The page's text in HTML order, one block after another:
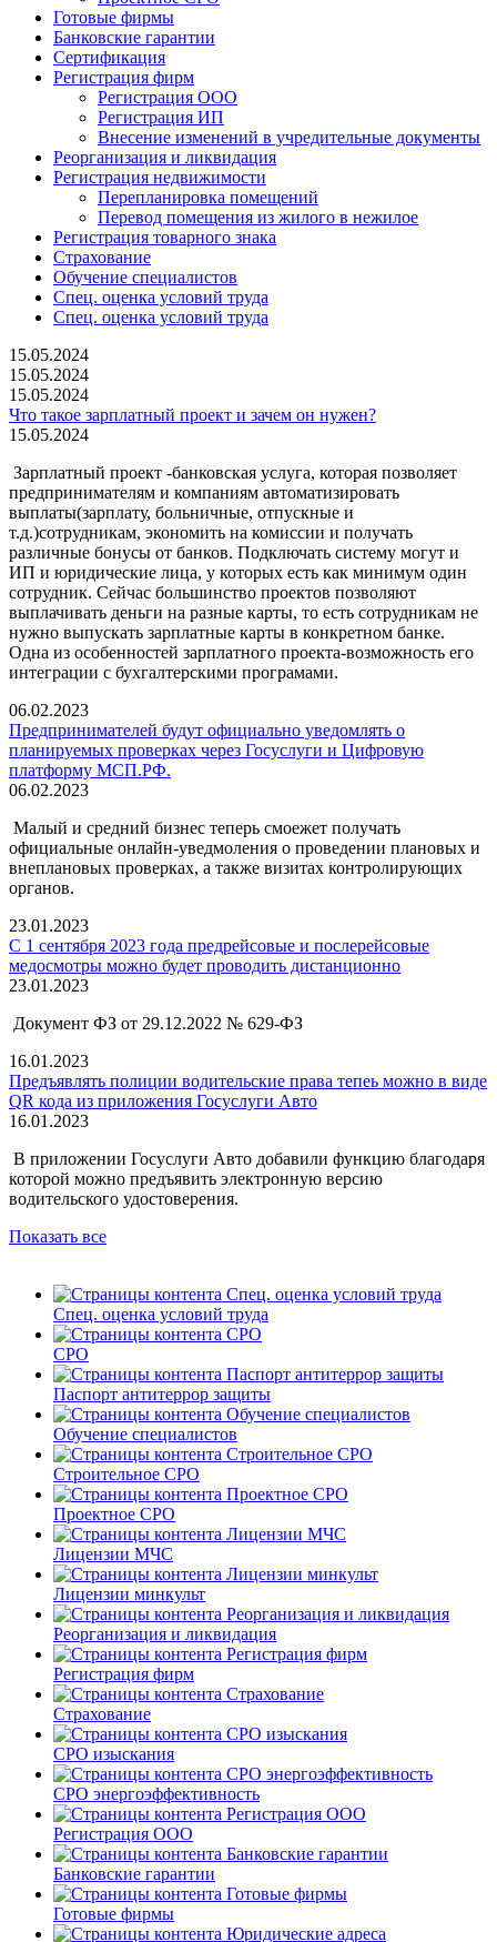
Готовые фирмы
Банковские гарантии
Сертификация
Регистрация фирм
Регистрация ООО
Регистрация ИП
Внесение изменений в учредительные документы
Реорганизация и ликвидация
Регистрация недвижимости
Перепланировка помещений
Перевод помещения из жилого в нежилое
Регистрация товарного знака
Страхование
Обучение специалистов
Спец. оценка условий труда
Спец. оценка условий труда
15.05.2024
15.05.2024
15.05.2024
Что такое зарплатный проект и зачем он нужен?
15.05.2024
Зарплатный проект -банковская услуга, которая позволяет
предпринимателям и компаниям автоматизировать
выплаты(зарплату, больничные, отпускные и
т.д.)сотрудникам, экономить на комиссии и получать
различные бонусы от банков. Подключать систему могут и
ИП и юридические лица, у которых есть как минимум один
сотрудник. Сейчас большинство проектов позволяют
выплачивать деньги на разные карты, то есть сотрудникам не
нужно выпускать зарплатные карты в конкретном банке.
Одна из особенностей зарплатного проекта-возможность его
интеграции с бухгалтерскими програмами.
06.02.2023
Предпринимателей будут официально уведомлять о
планируемых проверках через Госуслуги и Цифровую
платформу МСП.РФ.
06.02.2023
Малый и средний бизнес теперь смоежет получать
официальные онлайн-уведмоления о проведении плановых и
внеплановых проверках, а также визитах контролирующих
органов.
23.01.2023
С 1 сентября 2023 года предрейсовые и послерейсовые
медосмотры можно будет проводить дистанционно
23.01.2023
Документ ФЗ от 29.12.2022 № 629-ФЗ
16.01.2023
Предъявлять полиции водительские права тепеь можно в виде
QR кода из приложения Госуслуги Авто
16.01.2023
В приложении Госуслуги Авто добавили функцию благодаря
которой можно предъявить электронную версию
водительского удостоверения.
Показать все
Спец. оценка условий труда
СРО
Паспорт антитеррор защиты
Обучение специалистов
Строительное СРО
Проектное СРО
Лицензии МЧС
Лицензии минкульт
Реорганизация и ликвидация
Регистрация фирм
Страхование
СРО изыскания
СРО энергоэффективность
Регистрация ООО
Банковские гарантии
Готовые фирмы